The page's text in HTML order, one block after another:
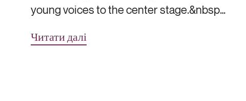
young voices to the center stage.&nbsp…
Читати далі